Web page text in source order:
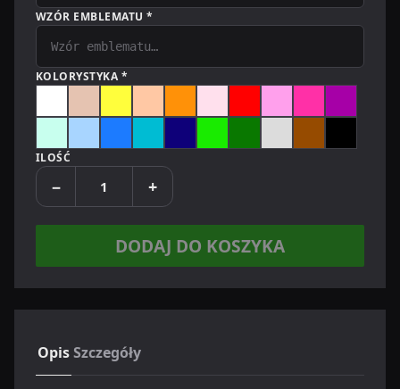
WZÓR EMBLEMATU *
KOLORYSTYKA *
ILOŚĆ
− +
DODAJ DO KOSZYKA
OpisSzczegóły